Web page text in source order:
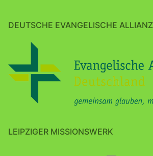
DEUTSCHE EVANGELISCHE ALLIANZ
LEIPZIGER MISSIONSWERK